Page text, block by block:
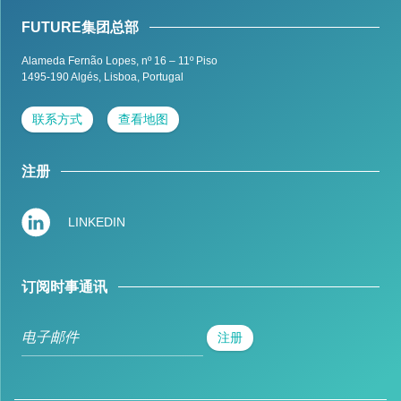
FUTURE集团总部
Alameda Fernão Lopes, nº 16 – 11º Piso
1495-190 Algés, Lisboa, Portugal
联系方式 查看地图
注册
LINKEDIN
订阅时事通讯
注册